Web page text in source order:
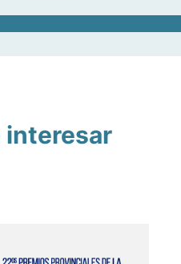
interesar